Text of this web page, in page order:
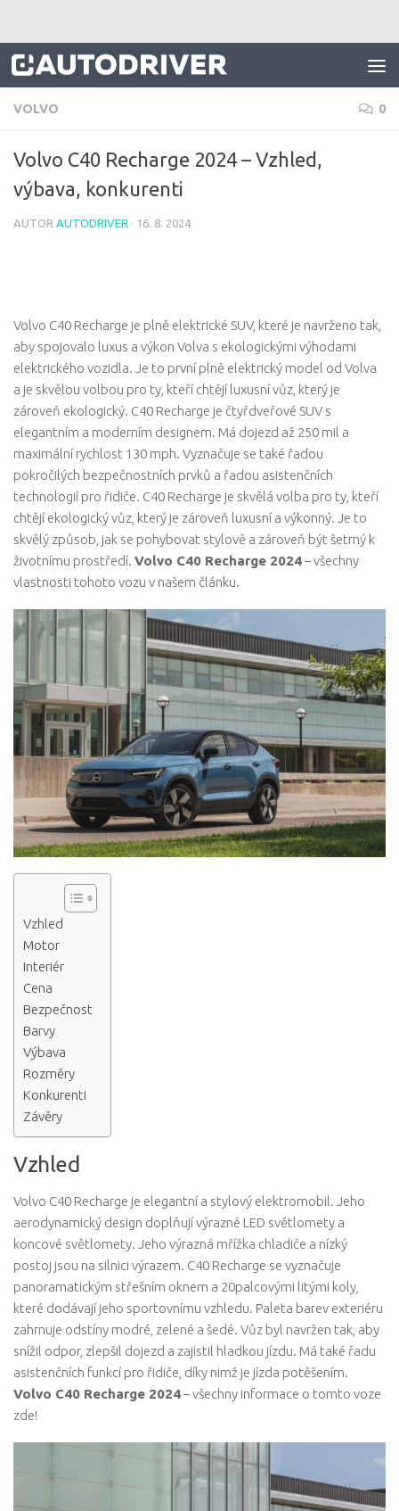
VOLVO 0
Volvo C40 Recharge 2024 – Vzhled,
výbava, konkurenti
AUTOR AUTODRIVER · 16. 8. 2024
Volvo C40 Recharge je plně elektrické SUV, které je navrženo tak,
aby spojovalo luxus a výkon Volva s ekologickými výhodami
elektrického vozidla. Je to první plně elektrický model od Volva
a je skvělou volbou pro ty, kteří chtějí luxusní vůz, který je
zároveň ekologický. C40 Recharge je čtyřdveřové SUV s
elegantním a moderním designem. Má dojezd až 250 mil a
maximální rychlost 130 mph. Vyznačuje se také řadou
pokročilých bezpečnostních prvků a řadou asistenčních
technologií pro řidiče. C40 Recharge je skvělá volba pro ty, kteří
chtějí ekologický vůz, který je zároveň luxusní a výkonný. Je to
skvělý způsob, jak se pohybovat stylově a zároveň být šetrný k
životnímu prostředí. Volvo C40 Recharge 2024– všechny
vlastnosti tohoto vozu v našem článku.
Vzhled
Motor
Interiér
Cena
Bezpečnost
Barvy
Výbava
Rozměry
Konkurenti
Závěry
Vzhled
Volvo C40 Recharge je elegantní a stylový elektromobil. Jeho
aerodynamický design doplňují výrazné LED světlomety a
koncové světlomety. Jeho výrazná mřížka chladiče a nízký
postoj jsou na silnici výrazem. C40 Recharge se vyznačuje
panoramatickým střešním oknem a 20palcovými litými koly,
které dodávají jeho sportovnímu vzhledu. Paleta barev exteriéru
zahrnuje odstíny modré, zelené a šedé. Vůz byl navržen tak, aby
snížil odpor, zlepšil dojezd a zajistil hladkou jízdu. Má také řadu
asistenčních funkcí pro řidiče, díky nimž je jízda potěšením.
Volvo C40 Recharge 2024– všechny informace o tomto voze
zde!